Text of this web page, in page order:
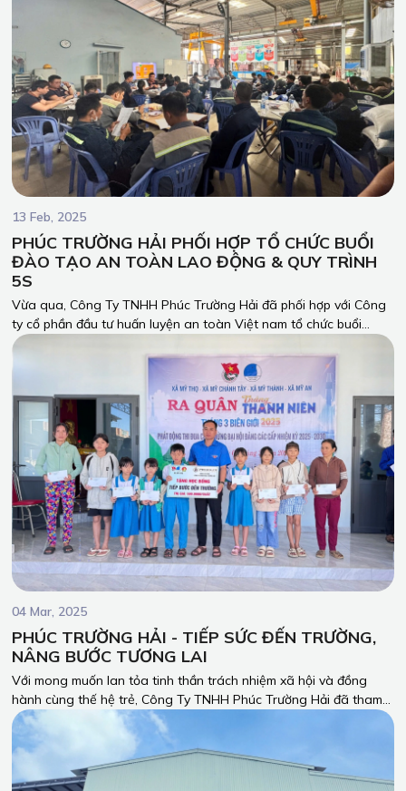
13 Feb, 2025
PHÚC TRƯỜNG HẢI PHỐI HỢP TỔ CHỨC BUỔI
ĐÀO TẠO AN TOÀN LAO ĐỘNG & QUY TRÌNH
5S
Vừa qua, Công Ty TNHH Phúc Trường Hải đã phối hợp với Công
ty cổ phần đầu tư huấn luyện an toàn Việt nam tổ chức buổi
huấn luyện an toàn lao động trong sản xuất, quy trình làm việc
an toàn và 5S cho toàn thể công nhân và nhân viên công ty.
04 Mar, 2025
PHÚC TRƯỜNG HẢI - TIẾP SỨC ĐẾN TRƯỜNG,
NÂNG BƯỚC TƯƠNG LAI
Với mong muốn lan tỏa tinh thần trách nhiệm xã hội và đồng
hành cùng thế hệ trẻ, Công Ty TNHH Phúc Trường Hải đã tham
gia chương trình Ra quân Tháng Thanh niên - Tháng Ba Biên
giới 2025, kết hợp trao học bổng “Tiếp bước đến trường” cho các
em học sinh có hoàn cảnh khó khăn.